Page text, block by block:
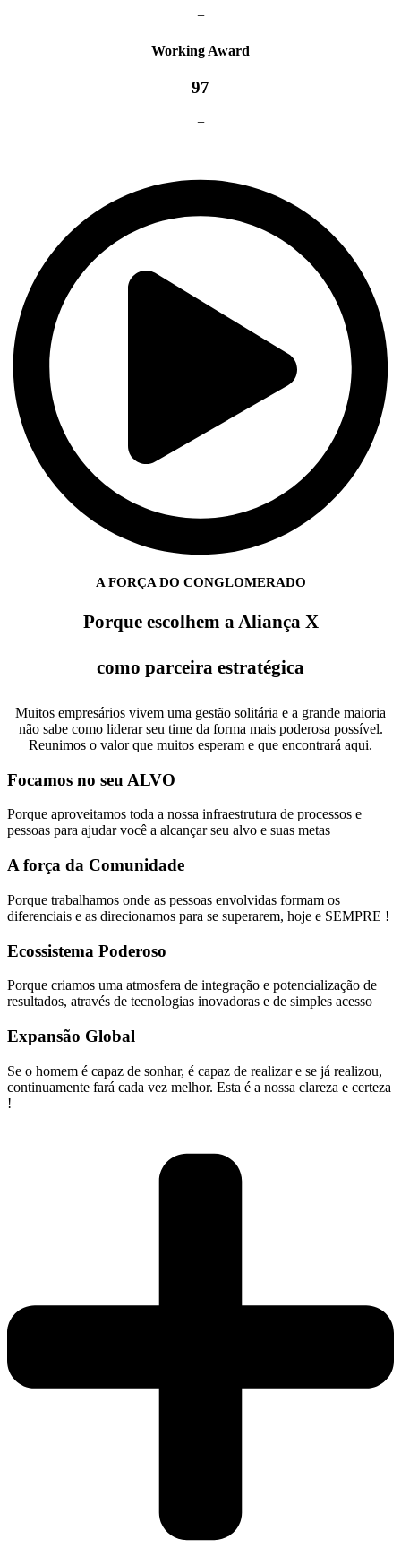
+
Working Award
97
+
A FORÇA DO CONGLOMERADO
Porque escolhem a Aliança X
como parceira estratégica
Muitos empresários vivem uma gestão solitária e a grande maioria
não sabe como liderar seu time da forma mais poderosa possível.
Reunimos o valor que muitos esperam e que encontrará aqui.
Focamos no seu ALVO
Porque aproveitamos toda a nossa infraestrutura de processos e
pessoas para ajudar você a alcançar seu alvo e suas metas
A força da Comunidade
Porque trabalhamos onde as pessoas envolvidas formam os
diferenciais e as direcionamos para se superarem, hoje e SEMPRE !
Ecossistema Poderoso
Porque criamos uma atmosfera de integração e potencialização de
resultados, através de tecnologias inovadoras e de simples acesso
Expansão Global
Se o homem é capaz de sonhar, é capaz de realizar e se já realizou,
continuamente fará cada vez melhor. Esta é a nossa clareza e certeza
!